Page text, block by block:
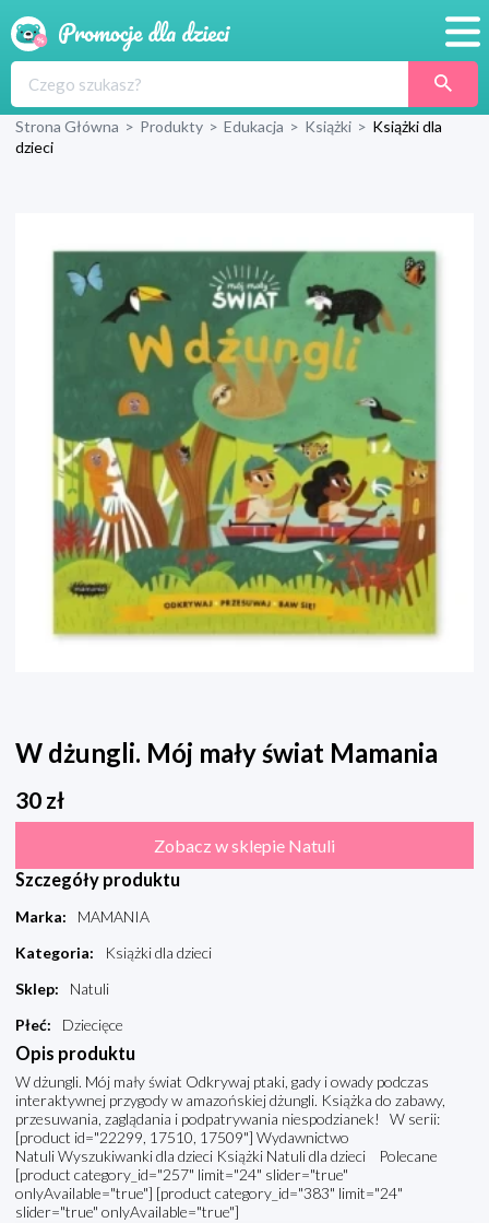
Produkty
Wyprawka
Strona Główna > Produkty > Edukacja > Książki > Książki dla
dzieci
W dżungli. Mój mały świat Mamania
30 zł
Zobacz w sklepie Natuli
Szczegóły produktu
Marka:
MAMANIA
Kategoria:
Książki dla dzieci
Sklep:
Natuli
Płeć: Dziecięce
Opis produktu
W dżungli. Mój mały świat Odkrywaj ptaki, gady i owady podczas
interaktywnej przygody w amazońskiej dżungli. Książka do zabawy,
przesuwania, zaglądania i podpatrywania niespodzianek! W serii:
[product id="22299, 17510, 17509"] Wydawnictwo
Natuli Wyszukiwanki dla dzieci Książki Natuli dla dzieci Polecane
[product category_id="257" limit="24" slider="true"
onlyAvailable="true"] [product category_id="383" limit="24"
slider="true" onlyAvailable="true"]